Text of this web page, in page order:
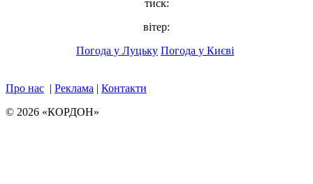
тиск:
вітер:
Погода у Луцьку Погода у Києві
Про нас | Реклама | Контакти
© 2026 «КОРДОН»